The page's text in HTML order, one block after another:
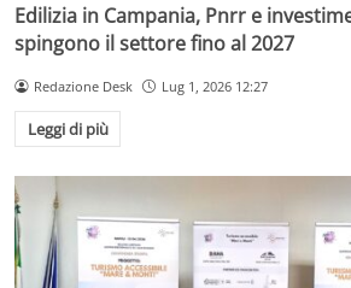
Edilizia in Campania, Pnrr e
spingono il settore fino al 2027
Redazione Desk Lug 1, 2026 12:27
Leggi di più